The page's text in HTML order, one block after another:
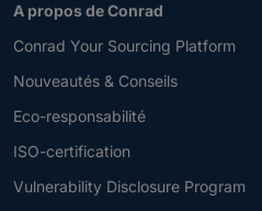
A propos de Conrad
Conrad Your Sourcing Platform
Nouveautés & Conseils
Eco-responsabilité
ISO-certification
Vulnerability Disclosure Program